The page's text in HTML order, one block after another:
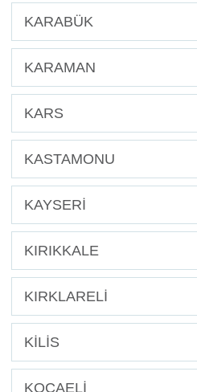
KARABÜK
KARAMAN
KARS
KASTAMONU
KAYSERİ
KIRIKKALE
KIRKLARELİ
KİLİS
KOCAELİ